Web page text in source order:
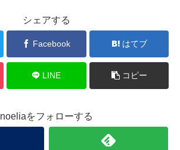
シェアする
Facebook はてブ
LINE コピー
noeliaをフォローする